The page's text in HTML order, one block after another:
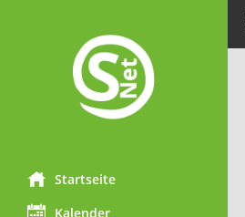
Startseite
Kalender